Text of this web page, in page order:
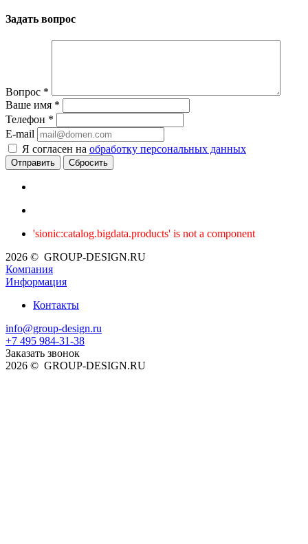
Задать вопрос
Вопрос *
Ваше имя *
Телефон *
E-mail
Я согласен на обработку персональных данных
Сбросить
'sionic:catalog.bigdata.products' is not a component
2026 © GROUP-DESIGN.RU
Компания
Информация
Контакты
info@group-design.ru
+7 495 984-31-38
Заказать звонок
2026 © GROUP-DESIGN.RU